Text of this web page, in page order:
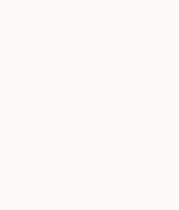
con una composición